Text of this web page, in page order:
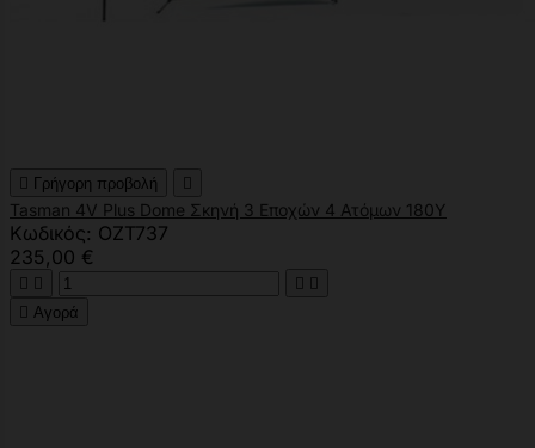
 Γρήγορη προβολή 
Tasman 4V Plus Dome Σκηνή 3 Εποχών 4 Ατόμων 180Y
Κωδικός: OZT737
235,00 €
   
 Αγορά